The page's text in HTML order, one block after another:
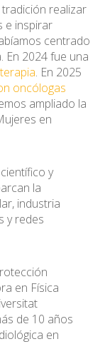
tradición realizar
e inspirar
centrado
En 2024 fue una
. En 2025
oncólogas
ampliado la
en
y
la
industria
y redes
en Física
de 10 años
en